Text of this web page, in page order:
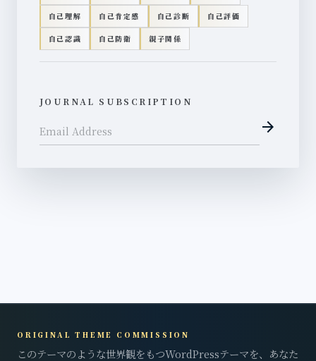
自己理解 自己肯定感 自己診断 自己評価
自己認識 自己防衛 親子関係
JOURNAL SUBSCRIPTION
arrow_forward
ORIGINAL THEME COMMISSION
このテーマのような世界観をもつWordPressテーマを、あなた